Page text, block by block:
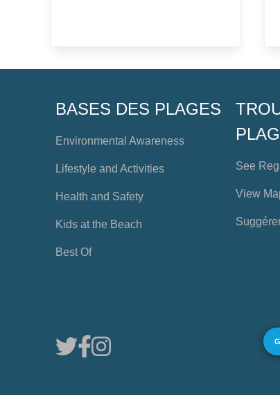
BASES DES PLAGES
Environmental Awareness
Lifestyle and Activities
Health and Safety
Kids at the Beach
Best Of
See
View